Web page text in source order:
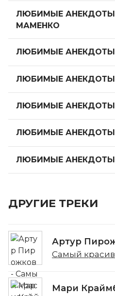
ЛЮБИМЫЕ АНЕКДОТЫ
МАМЕНКО
ЛЮБИМЫЕ АНЕКДОТЫ
ЛЮБИМЫЕ АНЕКДОТЫ
ЛЮБИМЫЕ АНЕКДОТЫ
ЛЮБИМЫЕ АНЕКДОТЫ
ЛЮБИМЫЕ АНЕКДОТЫ
ДРУГИЕ ТРЕКИ
Артур
Самый
Мари